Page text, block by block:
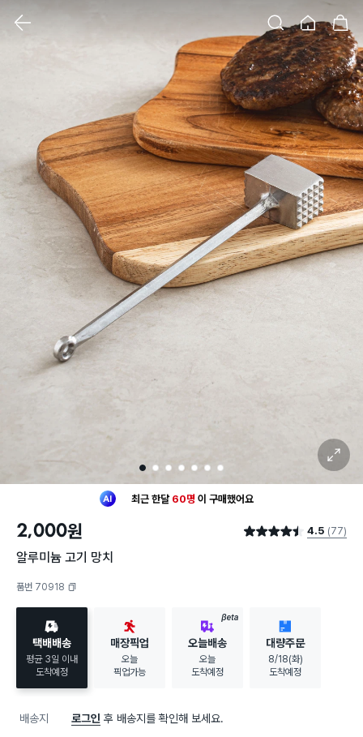
검색 홈 장바구니
1 2 3 4 5 6 7
확대 보기
최근 한달 60명 이 구매했어요
구매했어요
2,000원 별점 4.5점 4.5 (77)
알루미늄 고기 망치
품번 70918
택배배송
평균 3일 이내
도착예정
매장픽업
오늘
픽업가능
BETA
오늘배송
오늘
도착예정
대량주문
8/18(화)
도착예정
배송지 로그인 후 배송지를 확인해 보세요.